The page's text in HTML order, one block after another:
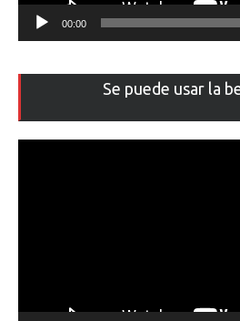
00:00
Se puede usar la